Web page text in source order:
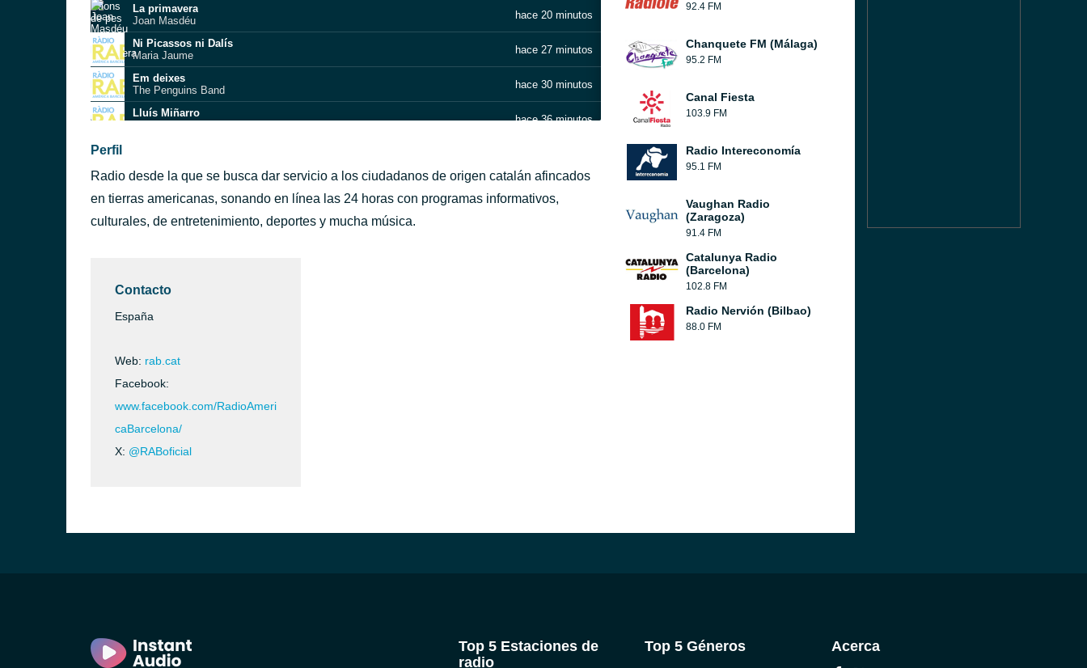
La primavera
Joan Masdéu
hace 20 minutos
Ni Picassos ni Dalís
Maria Jaume
hace 27 minutos
Em deixes
The Penguins Band
hace 30 minutos
Lluís Miñarro
hace 36 minutos
L'Últim Crit
Roger Argemí
T'estimo bastant
Xiula
Perfil
Radio desde la que se busca dar servicio a los ciudadanos de origen catalán afincados
en tierras americanas, sonando en línea las 24 horas con programas informativos,
culturales, de entretenimiento, deportes y mucha música.
Contacto
España
Web: rab.cat
Facebook:
www.facebook.com/RadioAmeri
caBarcelona/
X: @RABoficial
92.4 FM
Chanquete FM (Málaga)
95.2 FM
Canal Fiesta
103.9 FM
Radio Intereconomía
95.1 FM
Vaughan Radio
(Zaragoza)
91.4 FM
Catalunya Radio
(Barcelona)
102.8 FM
Radio Nervión (Bilbao)
88.0 FM
Top 5 Estaciones de
radio
Top 5 Géneros Acerca